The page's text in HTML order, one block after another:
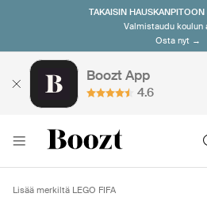
TAKAISIN
Valmistaudu koulun
Osta nyt →
Boozt App
4.6
Lisää merkiltä LEGO FIFA